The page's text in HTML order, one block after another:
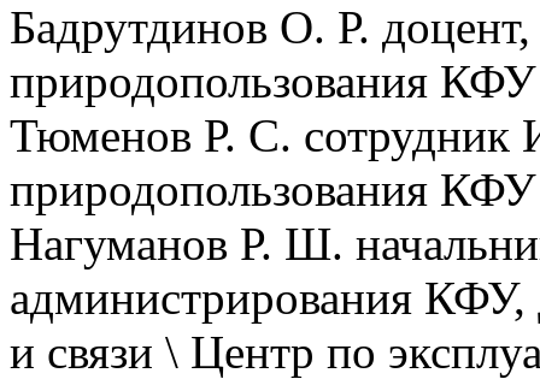
Бадрутдинов О. Р.
природопользования КФУ
Тюменов Р. С. сотрудник
природопользования КФУ
Нагуманов Р. Ш.
администрирования
и связи \ Центр по